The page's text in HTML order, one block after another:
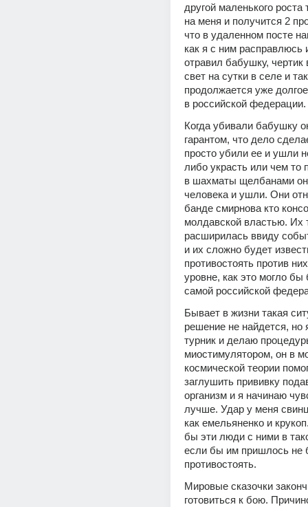
другой маленького роста
на меня и получится 2
что в удаленном посте
как я с ним расправлюсь
отравил бабушку,
свет на сутки в селе и
продолжается уже
в российской федерации.
Когда убивали бабушку
гарантом, что дело
просто убили ее и ушли
либо украсть или чем то
в шахматы щелбанами
человека и ушли. Они
банде смирнова кто
молдавской властью. Их
расширилась ввиду
и их сложно будет
противостоять против
уровне, как это могло бы
самой российской
Бывает в жизни такая
решение не найдется, но
турник и делаю
миостимулятором, он в
космической теории
заглушить прививку
организм и я начинаю
лучше. Удар у меня
как емельяненко и
бы эти люди с ними в
если бы им пришлось не
противостоять.
Мировые сказочки
готовиться к бою.